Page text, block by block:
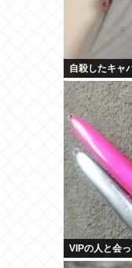
自殺したキャ
VIPの人と会